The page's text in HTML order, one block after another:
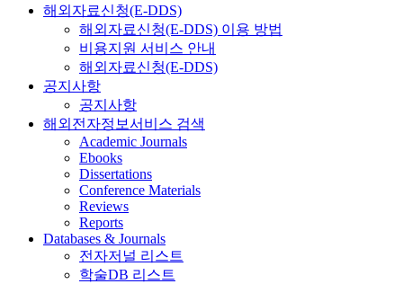
해외자료신청(E-DDS)
해외자료신청(E-DDS) 이용 방법
비용지원 서비스 안내
해외자료신청(E-DDS)
공지사항
공지사항
해외전자정보서비스 검색
Academic Journals
Ebooks
Dissertations
Conference Materials
Reviews
Reports
Databases & Journals
전자저널 리스트
학술DB 리스트